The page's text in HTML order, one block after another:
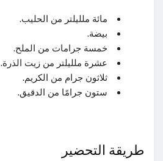
مائة ملليلتر من الحليب.
بيضة.
خمسة جرامات من الملح.
عشرة ملليلتر من زيت الذرة.
ثلاثون جرام من الكريم.
ستون جرامًا من الدقيق.
طريقة التحضير